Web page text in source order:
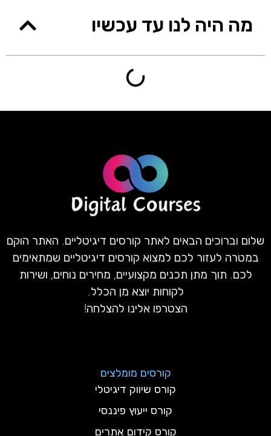
מה היה לנו עד עכשיו
שלום וברוכים הבאים לאתר קורסים דיגיטליים. האתר הוקם
במטרה לעזור לכם למצוא קורסים דיגיטליים שמתאימים
לכם. תוך מתן תכנים מקצועיים, מחירים נוחים, ושירות
לקוחות יוצא מן הכלל.
הצטרפו אלינו להצלחה!
קורסים מומלצים
קורס שיווק דיגיטלי
קורס ייעוץ פיננסי
קורס קידום אתרים